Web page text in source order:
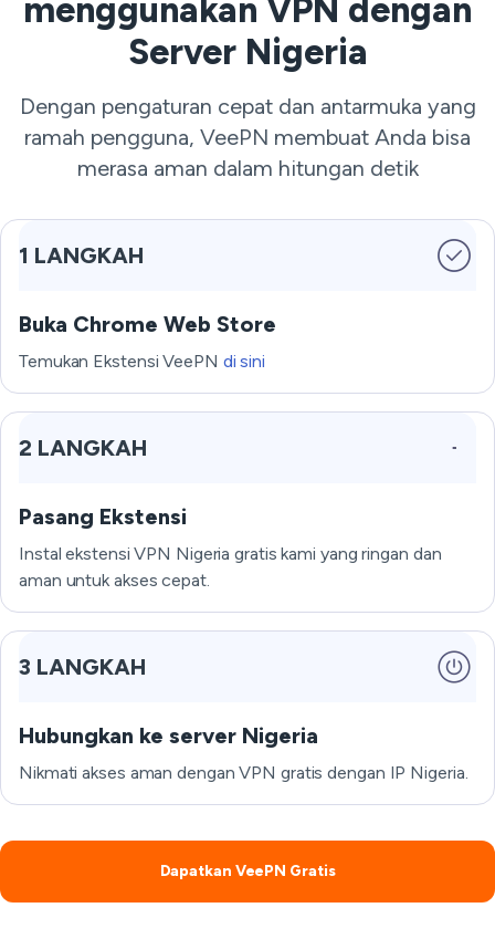
menggunakan VPN dengan
Server Nigeria
Dengan pengaturan cepat dan antarmuka yang
ramah pengguna, VeePN membuat Anda bisa
merasa aman dalam hitungan detik
1 LANGKAH
Buka Chrome Web Store
Temukan Ekstensi VeePN di sini
2 LANGKAH
Pasang Ekstensi
Instal ekstensi VPN Nigeria gratis kami yang ringan dan
aman untuk akses cepat.
3 LANGKAH
Hubungkan ke server Nigeria
Nikmati akses aman dengan VPN gratis dengan IP Nigeria.
Dapatkan VeePN Gratis